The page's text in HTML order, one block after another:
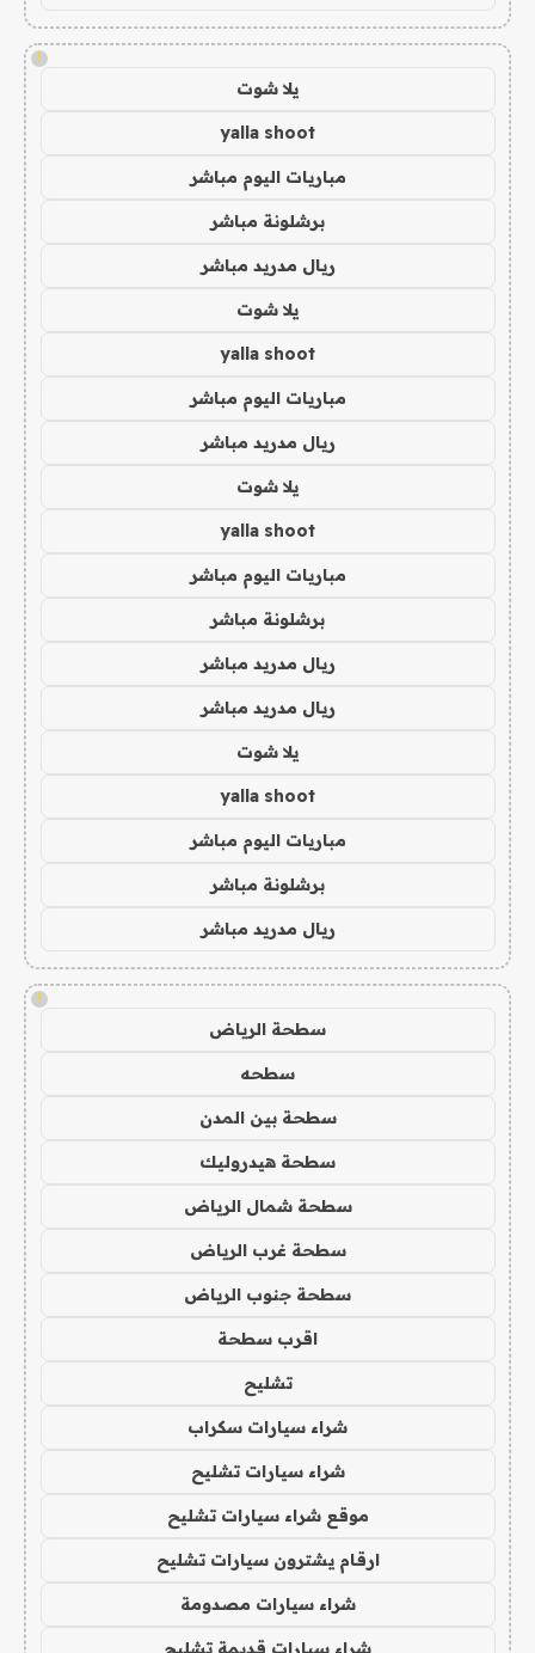
!
يلا شوت
yalla shoot
مباريات اليوم مباشر
برشلونة مباشر
ريال مدريد مباشر
يلا شوت
yalla shoot
مباريات اليوم مباشر
ريال مدريد مباشر
يلا شوت
yalla shoot
مباريات اليوم مباشر
برشلونة مباشر
ريال مدريد مباشر
ريال مدريد مباشر
يلا شوت
yalla shoot
مباريات اليوم مباشر
برشلونة مباشر
ريال مدريد مباشر
!
سطحة الرياض
سطحه
سطحة بين المدن
سطحة هيدروليك
سطحة شمال الرياض
سطحة غرب الرياض
سطحة جنوب الرياض
اقرب سطحة
تشليح
شراء سيارات سكراب
شراء سيارات تشليح
موقع شراء سيارات تشليح
ارقام يشترون سيارات تشليح
شراء سيارات مصدومة
شراء سيارات قديمة تشليح